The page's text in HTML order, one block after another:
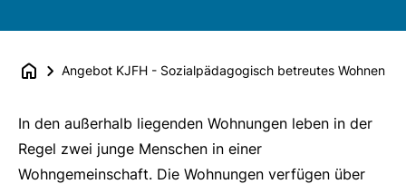
Angebot KJFH - Sozialpädagogisch betreutes Wohnen
In den außerhalb liegenden Wohnungen leben in der
Regel zwei junge Menschen in einer
Wohngemeinschaft. Die Wohnungen verfügen über